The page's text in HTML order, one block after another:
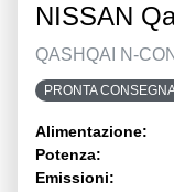
NISSAN
QASHQAI N-
PRONTA
Alimentazione:
Potenza:
Emissioni: